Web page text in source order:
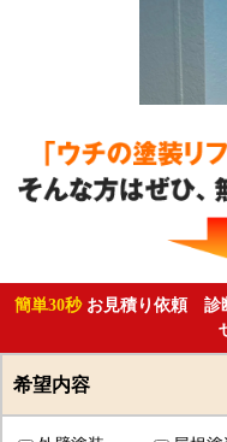
簡単30秒 お見積り依頼 診
希望内容